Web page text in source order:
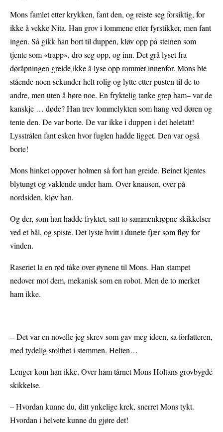
Mons famlet etter krykken, fant den, og reiste seg forsiktig, for
ikke å vekke Nita. Han grov i lommene etter fyrstikker, men fant
ingen. Så gikk han bort til duppen, kløv opp på steinen som
tjente som «trapp», dro seg opp, og inn. Det grå lyset fra
døråpningen greide ikke å lyse opp rommet innenfor. Mons ble
stående noen sekunder helt rolig og lytte etter pusten til de to
andre, men uten å høre noe. En fryktelig tanke grep ham– var de
kanskje … døde? Han trev lommelykten som hang ved døren og
tente den. De var borte. De var ikke i duppen i det heletatt!
Lysstrålen fant esken hvor fuglen hadde ligget. Den var også
borte!
Mons hinket oppover holmen så fort han greide. Beinet kjentes
blytungt og vaklende under ham. Over knausen, over på
nordsiden, kløv han.
Og der, som han hadde fryktet, satt to sammenkrøpne skikkelser
ved et bål, og spiste. Det lyste hvitt i dunete fjær som fløy for
vinden.
Raseriet la en rød tåke over øynene til Mons. Han stampet
nedover mot dem, mekanisk som en robot. Men de to merket
ham ikke.
– Det var en novelle jeg skrev som gav meg ideen, sa forfatteren,
med tydelig stolthet i stemmen. Helten…
Lenger kom han ikke. Over ham tårnet Mons Holtans grovbygde
skikkelse.
– Hvordan kunne du, ditt ynkelige krek, snerret Mons tykt.
Hvordan i helvete kunne du gjøre det!